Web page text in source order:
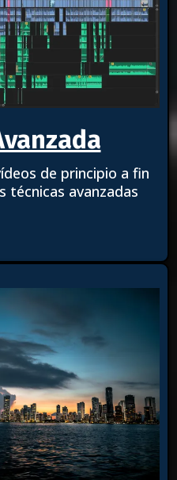
de principio a fin
avanzadas